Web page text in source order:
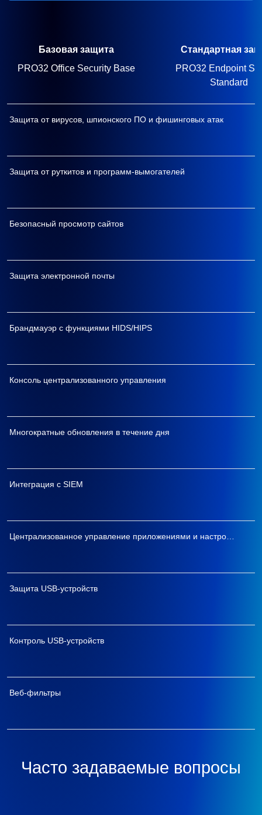
Базовая защита
PRO32 Office Security Base
Стандартная
PRO32 Endpoint
Standard
Защита от вирусов, шпионского ПО и фишинговых атак
Защита от руткитов и программ-вымогателей
Безопасный просмотр сайтов
Защита электронной почты
Брандмауэр с функциями HIDS/HIPS
Консоль централизованного управления
Многократные обновления в течение дня
Интеграция с SIEM
Защита USB-устройств
Контроль USB-устройств
Веб-фильтры
Часто задаваемые вопросы